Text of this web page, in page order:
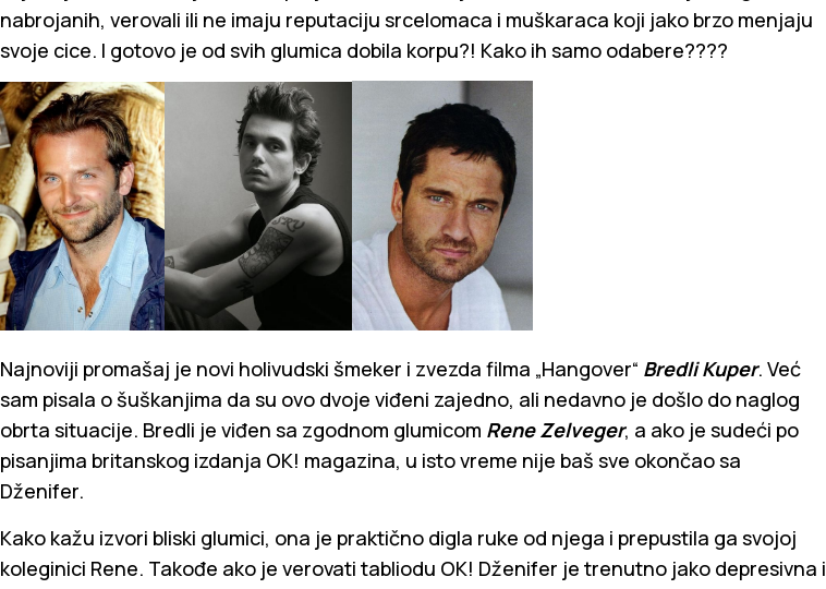
nabrojanih, verovali ili ne imaju reputaciju srcelomaca i muškaraca koji jako brzo menjaju
svoje cice. I gotovo je od svih glumica dobila korpu?! Kako ih samo odabere????
Najnoviji promašaj je novi holivudski šmeker i zvezda filma „Hangover“ Bredli Kuper. Već
sam pisala o šuškanjima da su ovo dvoje viđeni zajedno, ali nedavno je došlo do naglog
obrta situacije. Bredli je viđen sa zgodnom glumicom Rene Zelveger, a ako je sudeći po
pisanjima britanskog izdanja OK! magazina, u isto vreme nije baš sve okončao sa
Dženifer.
Kako kažu izvori bliski glumici, ona je praktično digla ruke od njega i prepustila ga svojoj
koleginici Rene. Takođe ako je verovati tabliodu OK! Dženifer je trenutno jako depresivna i